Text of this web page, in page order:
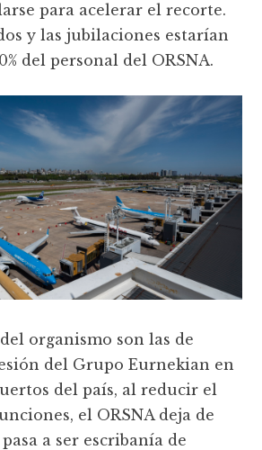
para acelerar el recorte.
y las jubilaciones estarían
del personal del ORSNA.
organismo son las de
del Grupo Eurnekian en
del país, al reducir el
el ORSNA deja de
a ser escribanía de